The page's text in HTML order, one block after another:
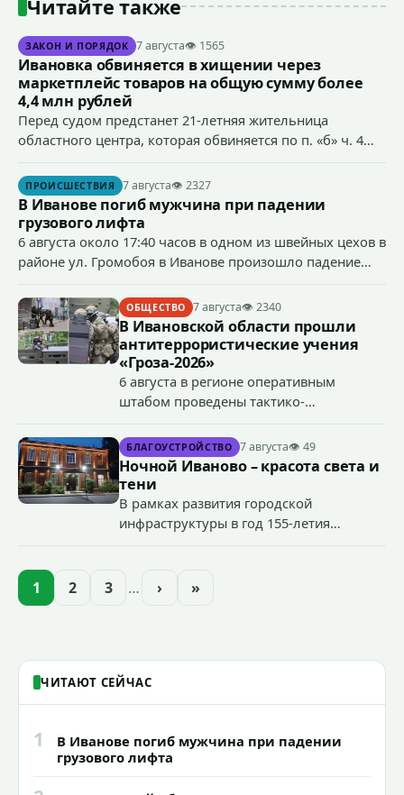
Читайте также
ЗАКОН И ПОРЯДОК 7 августа👁 1565
Ивановка обвиняется в хищении через
маркетплейс товаров на общую сумму более
4,4 млн рублей
Перед судом предстанет 21-летняя жительница
областного центра, которая обвиняется по п. «б» ч. 4
сумму более 4,4 млн рублей через маркетплейс.
ПРОИСШЕСТВИЯ 7 августа👁 2327
В Иванове погиб мужчина при падении
грузового лифта
6 августа около 17:40 часов в одном из швейных цехов в
районе ул. Громобоя в Иванове произошло падение
ОБЩЕСТВО 7 августа👁 2340
В Ивановской области прошли
антитеррористические учения
«Гроза-2026»
6 августа в регионе оперативным
штабом проведены тактико-
террористического акта на объекте
органов государственной власти.
«Гроза-2026».
БЛАГОУСТРОЙСТВО 7 августа👁 49
Ночной Иваново – красота света и
тени
В рамках развития городской
инфраструктуры в год 155-летия
проекта подсветки исторических
1 2 3 … › »
ЧИТАЮТ СЕЙЧАС
1
В Иванове погиб мужчина при падении
грузового лифта